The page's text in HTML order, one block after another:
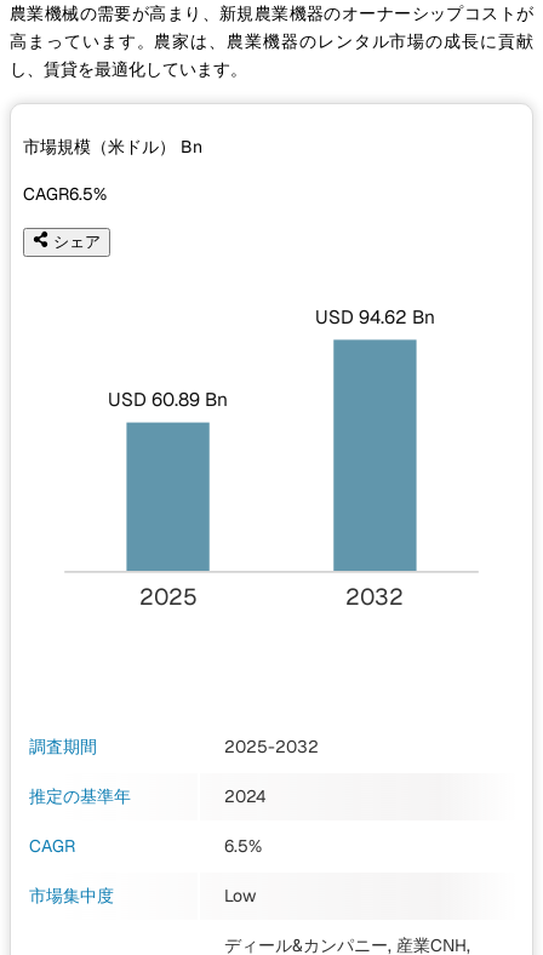
農業機械の需要が高まり、新規農業機器のオーナーシップコストが
高まっています。農家は、農業機器のレンタル市場の成長に貢献
し、賃貸を最適化しています。
市場規模（米ドル） Bn
CAGR6.5%
シェア
USD 60.89 Bn
USD 94.62 Bn
2025 2032
調査期間 2025-2032
推定の基準年 2024
CAGR 6.5%
市場集中度 Low
ディール&カンパニー, 産業CNH,